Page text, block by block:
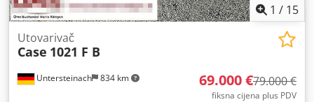
1 / 15
Untersteinach 834 km
Utovarivač
Case 1021 F B
69.000 €79.000 €
fiksna cijena plus PDV